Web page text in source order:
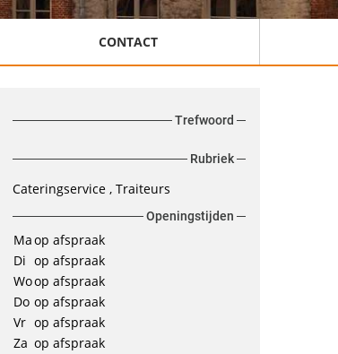
CONTACT
Trefwoord
Rubriek
Cateringservice Traiteurs
Openingstijden
Maop afspraak
Di op afspraak
Woop afspraak
Do op afspraak
Vr op afspraak
Za op afspraak